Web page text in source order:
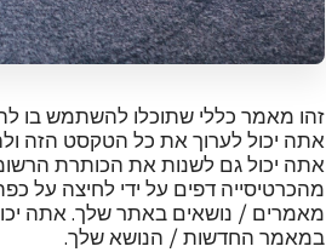
זהו מאמר כללי שתוכלו להשתמש בו
אתה יכול לערוך את כל הטקסט הזה
אתה יכול גם לשנות את הכותרת
מהכרטיסייה דפים על ידי לחיצה על
מאמרים / נושאים באתר שלך. אתה
במאמר החדשות / הנושא שלך.